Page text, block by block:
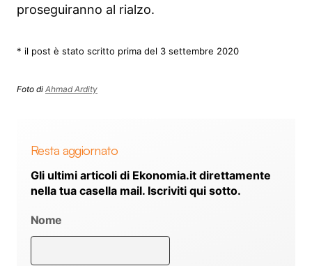
proseguiranno al rialzo.
* il post è stato scritto prima del 3 settembre 2020
Foto di Ahmad Ardity
Resta aggiornato
Gli ultimi articoli di Ekonomia.it direttamente
nella tua casella mail. Iscriviti qui sotto.
Nome